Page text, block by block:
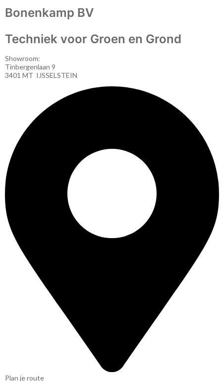
Bonenkamp BV
Techniek voor Groen en Grond
Showroom:
Tinbergenlaan 9
3401 MT IJSSELSTEIN
Plan je route